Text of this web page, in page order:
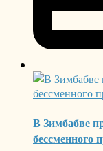
В Зимбабве
бессменного